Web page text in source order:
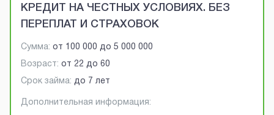
КРЕДИТ НА ЧЕСТНЫХ УСЛОВИЯХ. БЕЗ
ПЕРЕПЛАТ И СТРАХОВОК
Сумма: от 100 000 до 5 000 000
Возраст: от 22 до 60
Срок займа: до 7 лет
Дополнительная информация: